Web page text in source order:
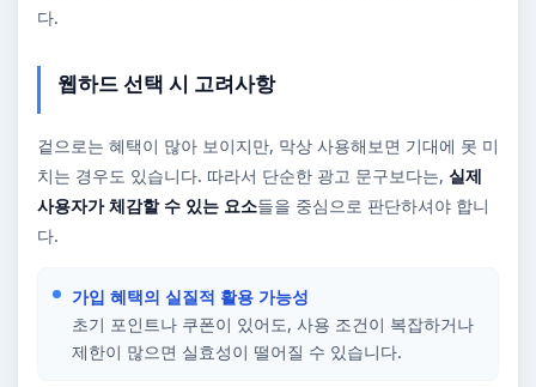
다.
웹하드 선택 시 고려사항
겉으로는 혜택이 많아 보이지만, 막상 사용해보면 기대에 못 미
치는 경우도 있습니다. 따라서 단순한 광고 문구보다는, 실제
사용자가 체감할 수 있는 요소들을 중심으로 판단하셔야 합니
다.
가입 혜택의 실질적 활용 가능성
초기 포인트나 쿠폰이 있어도, 사용 조건이 복잡하거나
제한이 많으면 실효성이 떨어질 수 있습니다.